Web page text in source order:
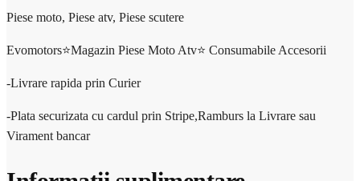
Piese moto, Piese atv, Piese scutere
Evomotors⭐️Magazin Piese Moto Atv⭐️ Consumabile Accesorii
-Livrare rapida prin Curier
-Plata securizata cu cardul prin Stripe,Ramburs la Livrare sau
Virament bancar